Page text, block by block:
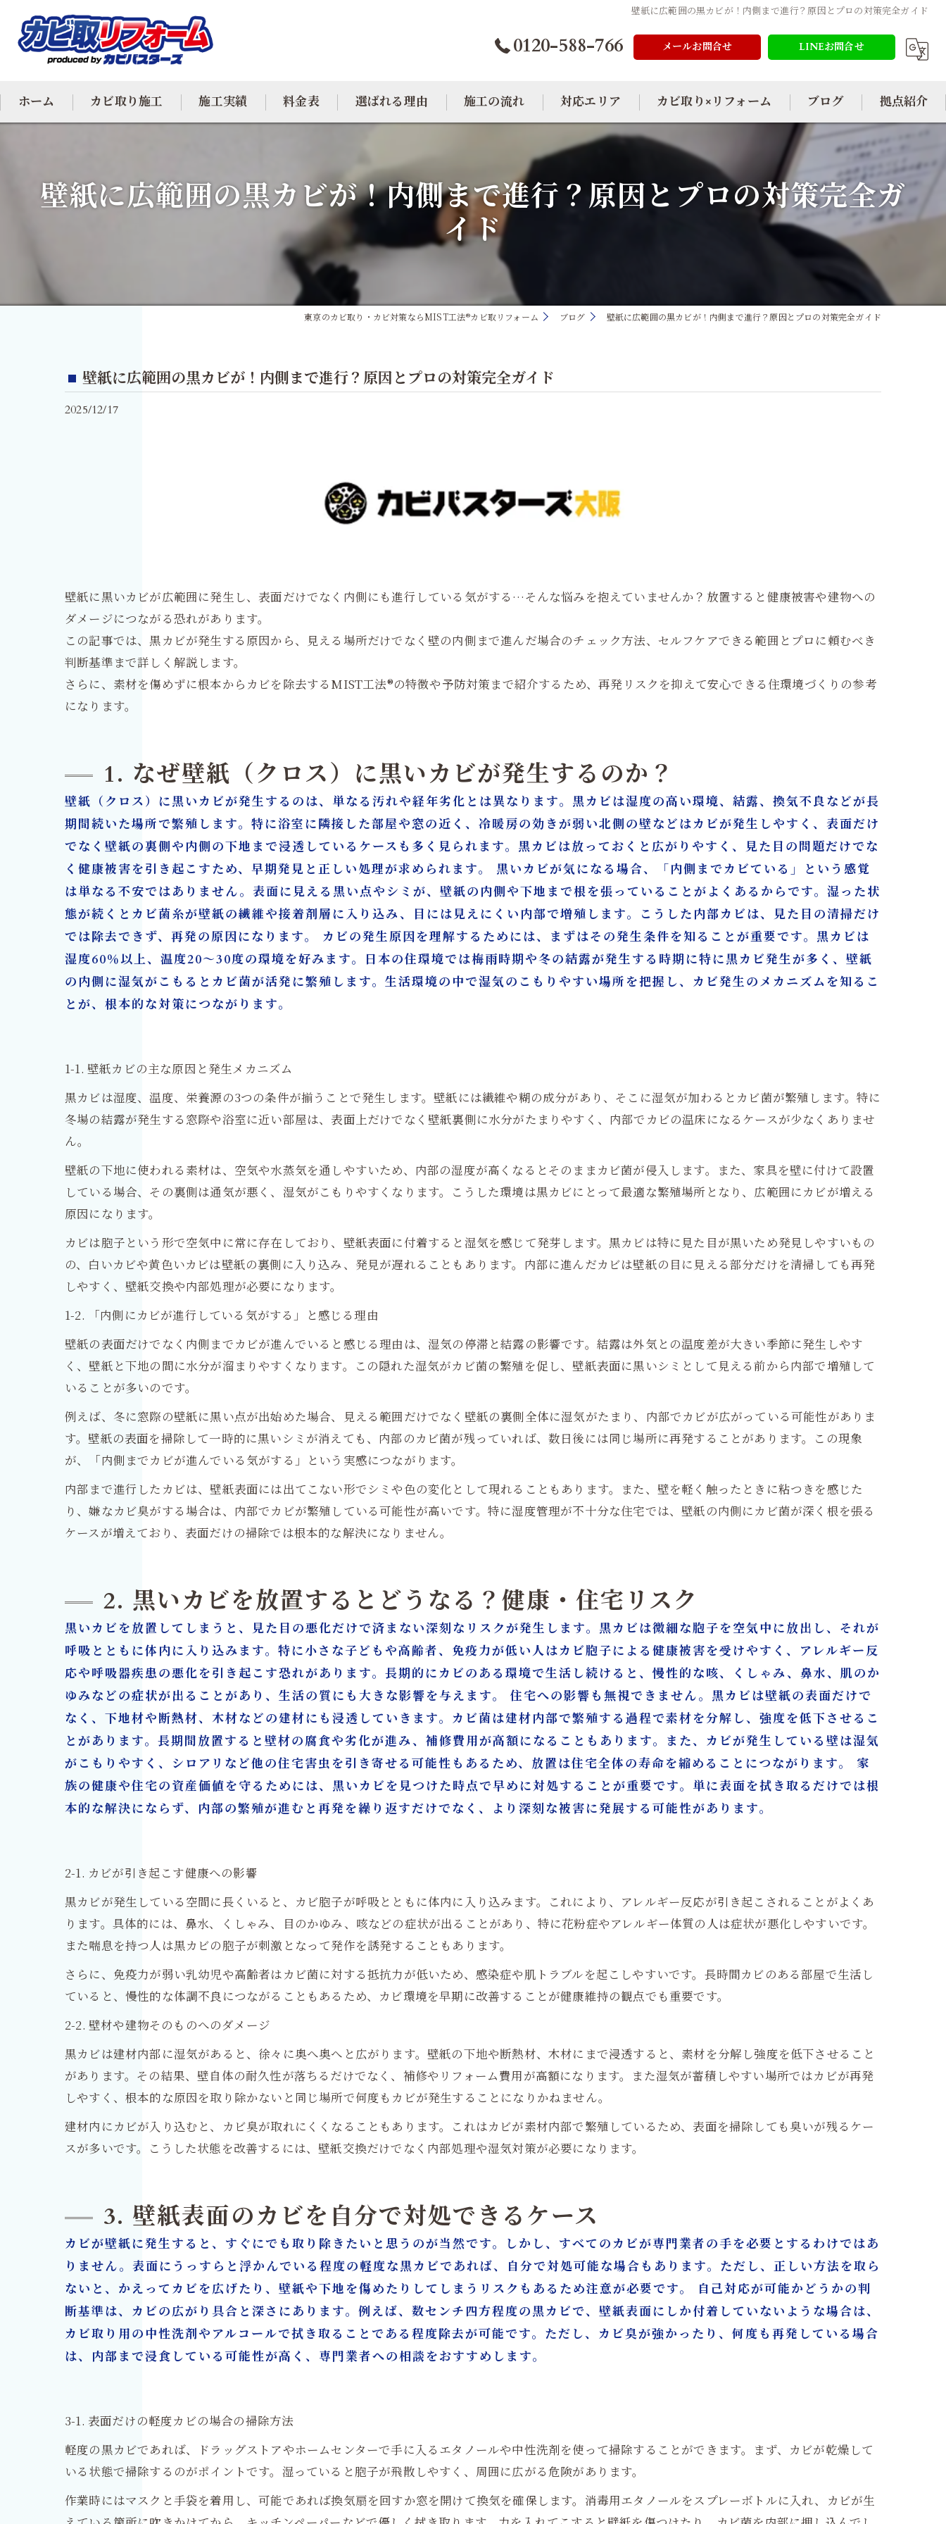
壁紙に広範囲の黒カビが！内側まで進行？原因とプロの対策完全ガイド
0120-588-766 メールお問合せ LINEお問合せ
ホーム カビ取り施工
カビ除去
施工実績 料金表 選ばれる理由 施工の流れ 対応エリア
大阪のカビ取り
東京のカビ取り
カビ取り×リフォーム ブログ 拠点紹介
壁紙に広範囲の黒カビが！内側まで進行？原因とプロの対策完全ガ
イド
東京のカビ取り・カビ対策ならMIST工法®カビ取リフォーム ブログ 壁紙に広範囲の黒カビが！内側まで進行？原因とプロの対策完全ガイド
壁紙に広範囲の黒カビが！内側まで進行？原因とプロの対策完全ガイド
2025/12/17
壁紙に黒いカビが広範囲に発生し、表面だけでなく内側にも進行している気がする…そんな悩みを抱えていませんか？放置すると健康被害や建物への
ダメージにつながる恐れがあります。
この記事では、黒カビが発生する原因から、見える場所だけでなく壁の内側まで進んだ場合のチェック方法、セルフケアできる範囲とプロに頼むべき
判断基準まで詳しく解説します。
さらに、素材を傷めずに根本からカビを除去するMIST工法®の特徴や予防対策まで紹介するため、再発リスクを抑えて安心できる住環境づくりの参考
になります。
1. なぜ壁紙（クロス）に黒いカビが発生するのか？
壁紙（クロス）に黒いカビが発生するのは、単なる汚れや経年劣化とは異なります。黒カビは湿度の高い環境、結露、換気不良などが長
期間続いた場所で繁殖します。特に浴室に隣接した部屋や窓の近く、冷暖房の効きが弱い北側の壁などはカビが発生しやすく、表面だけ
でなく壁紙の裏側や内側の下地まで浸透しているケースも多く見られます。黒カビは放っておくと広がりやすく、見た目の問題だけでな
く健康被害を引き起こすため、早期発見と正しい処理が求められます。 黒いカビが気になる場合、「内側までカビている」という感覚
は単なる不安ではありません。表面に見える黒い点やシミが、壁紙の内側や下地まで根を張っていることがよくあるからです。湿った状
態が続くとカビ菌糸が壁紙の繊維や接着剤層に入り込み、目には見えにくい内部で増殖します。こうした内部カビは、見た目の清掃だけ
では除去できず、再発の原因になります。 カビの発生原因を理解するためには、まずはその発生条件を知ることが重要です。黒カビは
湿度60％以上、温度20～30度の環境を好みます。日本の住環境では梅雨時期や冬の結露が発生する時期に特に黒カビ発生が多く、壁紙
の内側に湿気がこもるとカビ菌が活発に繁殖します。生活環境の中で湿気のこもりやすい場所を把握し、カビ発生のメカニズムを知るこ
とが、根本的な対策につながります。
1-1. 壁紙カビの主な原因と発生メカニズム
黒カビは湿度、温度、栄養源の3つの条件が揃うことで発生します。壁紙には繊維や糊の成分があり、そこに湿気が加わるとカビ菌が繁殖します。特に
冬場の結露が発生する窓際や浴室に近い部屋は、表面上だけでなく壁紙裏側に水分がたまりやすく、内部でカビの温床になるケースが少なくありませ
ん。
壁紙の下地に使われる素材は、空気や水蒸気を通しやすいため、内部の湿度が高くなるとそのままカビ菌が侵入します。また、家具を壁に付けて設置
している場合、その裏側は通気が悪く、湿気がこもりやすくなります。こうした環境は黒カビにとって最適な繁殖場所となり、広範囲にカビが増える
原因になります。
カビは胞子という形で空気中に常に存在しており、壁紙表面に付着すると湿気を感じて発芽します。黒カビは特に見た目が黒いため発見しやすいもの
の、白いカビや黄色いカビは壁紙の裏側に入り込み、発見が遅れることもあります。内部に進んだカビは壁紙の目に見える部分だけを清掃しても再発
しやすく、壁紙交換や内部処理が必要になります。
1-2. 「内側にカビが進行している気がする」と感じる理由
壁紙の表面だけでなく内側までカビが進んでいると感じる理由は、湿気の停滞と結露の影響です。結露は外気との温度差が大きい季節に発生しやす
く、壁紙と下地の間に水分が溜まりやすくなります。この隠れた湿気がカビ菌の繁殖を促し、壁紙表面に黒いシミとして見える前から内部で増殖して
いることが多いのです。
例えば、冬に窓際の壁紙に黒い点が出始めた場合、見える範囲だけでなく壁紙の裏側全体に湿気がたまり、内部でカビが広がっている可能性がありま
す。壁紙の表面を掃除して一時的に黒いシミが消えても、内部のカビ菌が残っていれば、数日後には同じ場所に再発することがあります。この現象
が、「内側までカビが進んでいる気がする」という実感につながります。
内部まで進行したカビは、壁紙表面には出てこない形でシミや色の変化として現れることもあります。また、壁を軽く触ったときに粘つきを感じた
り、嫌なカビ臭がする場合は、内部でカビが繁殖している可能性が高いです。特に湿度管理が不十分な住宅では、壁紙の内側にカビ菌が深く根を張る
ケースが増えており、表面だけの掃除では根本的な解決になりません。
2. 黒いカビを放置するとどうなる？健康・住宅リスク
黒いカビを放置してしまうと、見た目の悪化だけで済まない深刻なリスクが発生します。黒カビは微細な胞子を空気中に放出し、それが
呼吸とともに体内に入り込みます。特に小さな子どもや高齢者、免疫力が低い人はカビ胞子による健康被害を受けやすく、アレルギー反
応や呼吸器疾患の悪化を引き起こす恐れがあります。長期的にカビのある環境で生活し続けると、慢性的な咳、くしゃみ、鼻水、肌のか
ゆみなどの症状が出ることがあり、生活の質にも大きな影響を与えます。 住宅への影響も無視できません。黒カビは壁紙の表面だけで
なく、下地材や断熱材、木材などの建材にも浸透していきます。カビ菌は建材内部で繁殖する過程で素材を分解し、強度を低下させるこ
とがあります。長期間放置すると壁材の腐食や劣化が進み、補修費用が高額になることもあります。また、カビが発生している壁は湿気
がこもりやすく、シロアリなど他の住宅害虫を引き寄せる可能性もあるため、放置は住宅全体の寿命を縮めることにつながります。 家
族の健康や住宅の資産価値を守るためには、黒いカビを見つけた時点で早めに対処することが重要です。単に表面を拭き取るだけでは根
本的な解決にならず、内部の繁殖が進むと再発を繰り返すだけでなく、より深刻な被害に発展する可能性があります。
2-1. カビが引き起こす健康への影響
黒カビが発生している空間に長くいると、カビ胞子が呼吸とともに体内に入り込みます。これにより、アレルギー反応が引き起こされることがよくあ
ります。具体的には、鼻水、くしゃみ、目のかゆみ、咳などの症状が出ることがあり、特に花粉症やアレルギー体質の人は症状が悪化しやすいです。
また喘息を持つ人は黒カビの胞子が刺激となって発作を誘発することもあります。
さらに、免疫力が弱い乳幼児や高齢者はカビ菌に対する抵抗力が低いため、感染症や肌トラブルを起こしやすいです。長時間カビのある部屋で生活し
ていると、慢性的な体調不良につながることもあるため、カビ環境を早期に改善することが健康維持の観点でも重要です。
2-2. 壁材や建物そのものへのダメージ
黒カビは建材内部に湿気があると、徐々に奥へ奥へと広がります。壁紙の下地や断熱材、木材にまで浸透すると、素材を分解し強度を低下させること
があります。その結果、壁自体の耐久性が落ちるだけでなく、補修やリフォーム費用が高額になります。また湿気が蓄積しやすい場所ではカビが再発
しやすく、根本的な原因を取り除かないと同じ場所で何度もカビが発生することになりかねません。
建材内にカビが入り込むと、カビ臭が取れにくくなることもあります。これはカビが素材内部で繁殖しているため、表面を掃除しても臭いが残るケー
スが多いです。こうした状態を改善するには、壁紙交換だけでなく内部処理や湿気対策が必要になります。
3. 壁紙表面のカビを自分で対処できるケース
カビが壁紙に発生すると、すぐにでも取り除きたいと思うのが当然です。しかし、すべてのカビが専門業者の手を必要とするわけではあ
りません。表面にうっすらと浮かんでいる程度の軽度な黒カビであれば、自分で対処可能な場合もあります。ただし、正しい方法を取ら
ないと、かえってカビを広げたり、壁紙や下地を傷めたりしてしまうリスクもあるため注意が必要です。 自己対応が可能かどうかの判
断基準は、カビの広がり具合と深さにあります。例えば、数センチ四方程度の黒カビで、壁紙表面にしか付着していないような場合は、
カビ取り用の中性洗剤やアルコールで拭き取ることである程度除去が可能です。ただし、カビ臭が強かったり、何度も再発している場合
は、内部まで浸食している可能性が高く、専門業者への相談をおすすめします。
3-1. 表面だけの軽度カビの場合の掃除方法
軽度の黒カビであれば、ドラッグストアやホームセンターで手に入るエタノールや中性洗剤を使って掃除することができます。まず、カビが乾燥して
いる状態で掃除するのがポイントです。湿っていると胞子が飛散しやすく、周囲に広がる危険があります。
作業時にはマスクと手袋を着用し、可能であれば換気扇を回すか窓を開けて換気を確保します。消毒用エタノールをスプレーボトルに入れ、カビが生